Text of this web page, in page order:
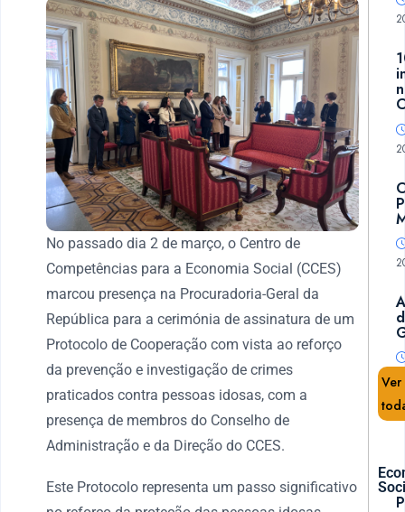
No passado dia 2 de março, o Centro de
Competências para a Economia Social (CCES)
marcou presença na Procuradoria-Geral da
República para a cerimónia de assinatura de um
Protocolo de Cooperação com vista ao reforço
da prevenção e investigação de crimes
praticados contra pessoas idosas, com a
presença de membros do Conselho de
Administração e da Direção do CCES.
Este Protocolo representa um passo significativo
Ver